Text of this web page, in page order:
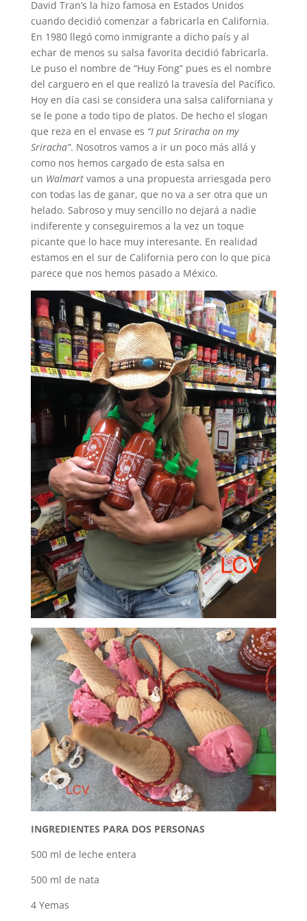
David Tran’s la hizo famosa en Estados Unidos
cuando decidió comenzar a fabricarla en California.
En 1980 llegó como inmigrante a dicho país y al
echar de menos su salsa favorita decidió fabricarla.
Le puso el nombre de “Huy Fong” pues es el nombre
del carguero en el que realizó la travesía del Pacífico.
Hoy en día casi se considera una salsa californiana y
se le pone a todo tipo de platos. De hecho el slogan
que reza en el envase es “I put Sriracha on my
Sriracha”. Nosotros vamos a ir un poco más allá y
como nos hemos cargado de esta salsa en
un Walmart vamos a una propuesta arriesgada pero
con todas las de ganar, que no va a ser otra que un
helado. Sabroso y muy sencillo no dejará a nadie
indiferente y conseguiremos a la vez un toque
picante que lo hace muy interesante. En realidad
estamos en el sur de California pero con lo que pica
parece que nos hemos pasado a México.
INGREDIENTES PARA DOS PERSONAS
500 ml de leche entera
500 ml de nata
4 Yemas